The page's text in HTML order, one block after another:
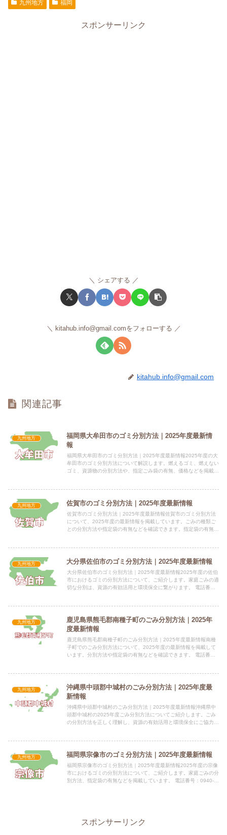
九州地方 福岡
スポンサーリンク
シェアする
kitahub.info@gmail.comをフォローする
kitahub.info@gmail.com
関連記事
九州地方
福岡県大牟田市のゴミ分別方法｜2025年度最新情
報
福岡県大牟田市のゴミ分別方法｜2025年度最新情報2025年度の大
牟田市のゴミ分別方法について解説します。燃えるゴミ、燃えない
ゴミ、資源物の分別方法や、指定ごみ袋の有無、価格などを掲載し
九州地方 佐賀市のゴミ分別方法｜2025年度最新情報
佐賀市のゴミ分別方法｜2025年度最新情報佐賀市のゴミ分別方法
について、2025年度の最新情報を掲載しています。ごみの種類ご
との分別方法や指定袋の有無などを確認できます。指定袋の有無佐
九州地方 大分県佐伯市のゴミ分別方法｜2025年度最新情報
大分県佐伯市のゴミ分別方法｜2025年度最新情報2025年度の佐伯
市におけるゴミの分別方法について、ご紹介します。家庭ごみの適
切な分別は、資源の有効活用と環境保全に繋がります。 電話番
九州地方
鹿児島県熊毛郡南種子町のごみ分別方法｜2025年
度最新情報
鹿児島県熊毛郡南種子町のごみ分別方法｜2025年度最新情報南種
子町でのごみ分別方法について、2025年度の最新情報を掲載して
います。分別方法や指定袋の有無などを確認できます。 電話番
九州地方
沖縄県中頭郡中城村のごみ分別方法｜2025年度最
新情報
沖縄県中頭郡中城村のごみ分別方法｜2025年度最新情報沖縄県中
頭郡中城村の2025年度ごみ分別方法についてご紹介します。ごみ
の分別方法を正しく理解し、資源の有効活用と環境保全にご協力く
九州地方 福岡県宗像市のゴミ分別方法｜2025年度最新情報
福岡県宗像市のゴミ分別方法｜2025年度最新情報2025年度の宗像
市におけるゴミの分別方法について、ご紹介します。家庭ごみの分
別方法、指定袋の有無などを掲載しています。 電話番号：0940-
スポンサーリンク